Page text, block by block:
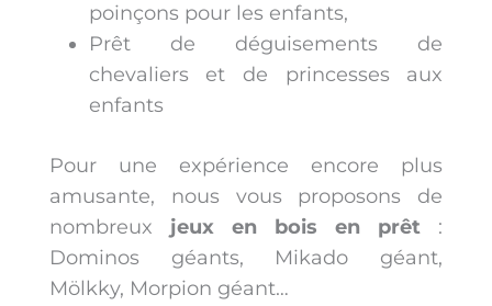
poinçons pour les enfants,
Prêt de déguisements de
chevaliers et de princesses aux
enfants
Pour une expérience encore plus
amusante, nous vous proposons de
nombreux jeux en bois en prêt :
Dominos géants, Mikado géant,
Mölkky, Morpion géant…